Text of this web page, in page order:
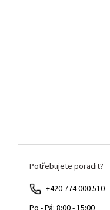
Potřebujete poradit?
+420 774 000 510